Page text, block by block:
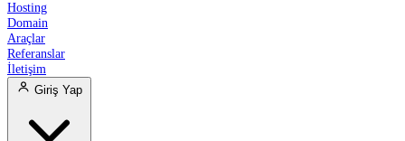
Hosting
Domain
Araçlar
Referanslar
İletişim
Giriş Yap